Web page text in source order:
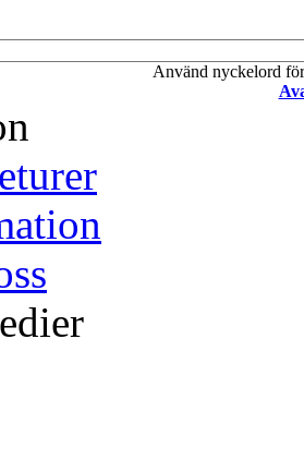
Använd nyckelord